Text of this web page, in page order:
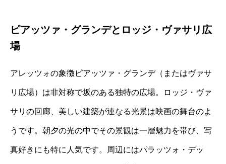
ピアッツァ・グランデとロッジ・ヴァサリ広
場
アレッツォの象徴ピアッツァ・グランデ（またはヴァサ
リ広場）は非対称で坂のある独特の広場。ロッジ・ヴァ
サリの回廊、美しい建築が連なる光景は映画の舞台のよ
うです。朝夕の光の中でその景観は一層魅力を帯び、写
真好きにも特に人気です。周辺にはパラッツォ・デッ